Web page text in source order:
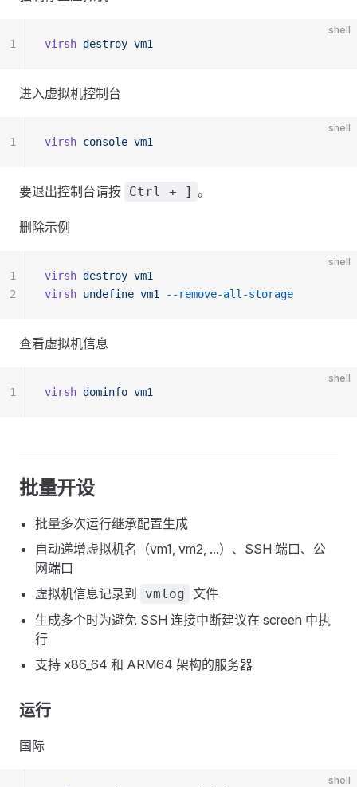
shell
virsh destroy vm1
1
进入虚拟机控制台
shell
virsh console vm1
1
要退出控制台请按 Ctrl + ] 。
删除示例
shell
virsh destroy vm1
virsh undefine vm1 --remove-all-storage
1
2
查看虚拟机信息
shell
virsh dominfo vm1
1
批量开设
批量多次运行继承配置生成
自动递增虚拟机名（vm1, vm2, ...）、SSH 端口、公
网端口
虚拟机信息记录到
vmlog 文件
生成多个时为避免 SSH 连接中断建议在 screen 中执
行
支持 x86_64 和 ARM64 架构的服务器
运行
国际
shell